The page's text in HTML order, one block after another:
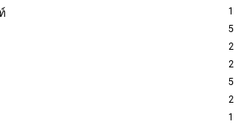
1
5
2
2
5
2
1